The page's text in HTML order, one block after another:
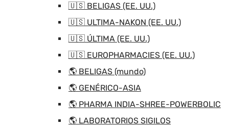
🇺🇸 BELIGAS (EE. UU.)
🇺🇸 ULTIMA-NAKON (EE. UU.)
🇺🇸 ÚLTIMA (EE. UU.)
🇺🇸 EUROPHARMACIES (EE. UU.)
🌎 BELIGAS (mundo)
🌎 GENÉRICO-ASIA
🌎 PHARMA INDIA-SHREE-POWERBOLIC
🌎 LABORATORIOS SIGILOS